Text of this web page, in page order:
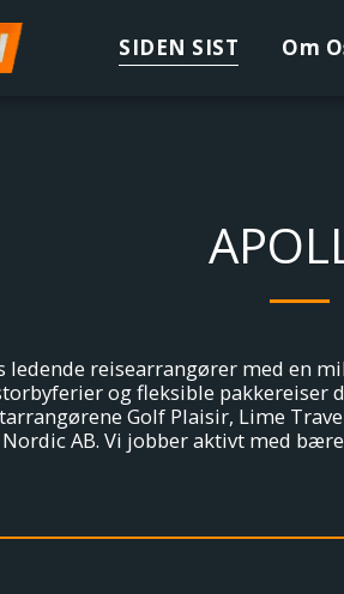
SIDEN SIST Om
ledende reisearrangører med en
og fleksible pakkereiser
Golf Plaisir, Lime
AB. Vi jobber aktivt med